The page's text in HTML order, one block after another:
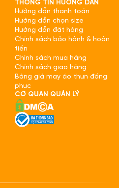
THÔNG TIN HƯỚNG DẪN
Hướng dẫn thanh toán
Hướng dẫn chọn size
Hướng dẫn đặt hàng
Chính sách bảo hành & hoàn
tiền
Chính sách mua hàng
Chính sách giao hàng
Bảng giá may áo thun đồng
phục
CƠ QUAN QUẢN LÝ